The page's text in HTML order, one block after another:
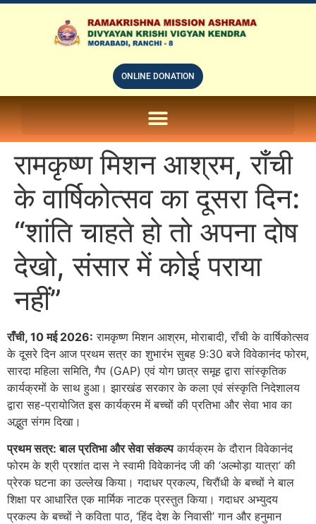
ONLINE DONATION
रामकृष्ण मिशन आश्रम, राँची
के वार्षिकोत्सव का दूसरा दिन:
“शांति चाहते हो तो अपना दोष
देखो, संसार में कोई पराया
नहीं”
राँची, 10मई2026: रामकृष्ण मिशन आश्रम, मोराबादी, राँची के वार्षिकोत्सव
के दूसरे दिन आज प्रथम सत्र का शुभारंभ सुबह 9:30 बजे विवेकानंद फोरम,
सारदा महिला समिति, गैप (GAP) एवं योग छात्र समूह द्वारा सांस्कृतिक
कार्यक्रमों के साथ हुआ। झारखंड सरकार के कला एवं संस्कृति निदेशालय
द्वारा सह-प्रायोजित इस कार्यक्रम में बच्चों की प्रतिभा और सेवा भाव का
अद्भुत संगम दिखा।
प्रथम सत्र:बाल प्रतिभा और सेवा संकल्पकार्यक्रम के दौरान विवेकानंद
फोरम के श्री प्रशांत दास ने स्वामी विवेकानंद जी की ‘अल्मोड़ा यात्रा’ की
प्रेरक घटना का उल्लेख किया। गदाधर प्रकल्प, चिरौंधी के बच्चों ने बाल
शिक्षा पर आधारित एक मार्मिक नाटक प्रस्तुत किया। गदाधर अभ्युदय
प्रकल्प के बच्चों ने कविता पाठ, ‘हिंद देश के निवासी’ गान और हनुमान